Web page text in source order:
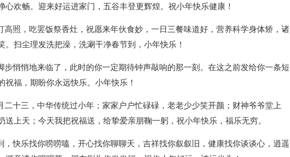
心欢畅。迎来好运进家门，五谷丰登更辉煌。祝小年快乐健康！
高照，吃罢饭祭香灶，祝愿来年伙食妙，一日三餐味道好，营养科学身体矫，诸
。扫尘理发洗把澡，洗涮干净春节到，小年快乐！
步悄悄地来临了，此时的你一定期待钟声敲响的那一刻。在这之前发给你一条短
祝福，期盼你永远快乐。小年快乐！
二十三，中华传统过小年；家家户户忙碌碌，老老少少笑开颜；财神爷爷堂上
送上天；今天我把祝福送，给挚爱亲朋鞠一躬，祝小年快乐，福乐无穷。
，快乐找你唠唠嗑，开心找你聊聊天，吉祥找你叙叙旧，健康找你谈谈心，逍遥